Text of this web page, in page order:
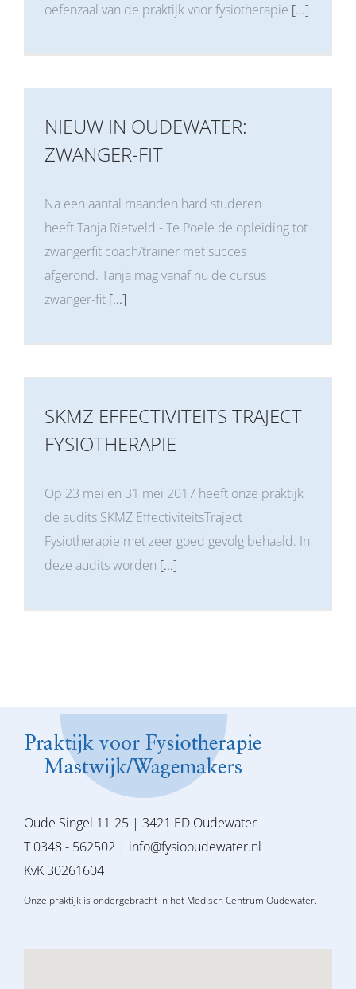
oefenzaal van de praktijk voor fysiotherapie [...]
NIEUW IN OUDEWATER:
ZWANGER-FIT
Na een aantal maanden hard studeren
heeft Tanja Rietveld - Te Poele de opleiding tot
zwangerfit coach/trainer met succes
afgerond. Tanja mag vanaf nu de cursus
zwanger-fit [...]
SKMZ EFFECTIVITEITS TRAJECT
FYSIOTHERAPIE
Op 23 mei en 31 mei 2017 heeft onze praktijk
de audits SKMZ EffectiviteitsTraject
Fysiotherapie met zeer goed gevolg behaald. In
deze audits worden [...]
Oude Singel 11-25 | 3421 ED Oudewater
T 0348 - 562502 | info@fysiooudewater.nl
KvK 30261604
Onze praktijk is ondergebracht in het Medisch Centrum Oudewater.